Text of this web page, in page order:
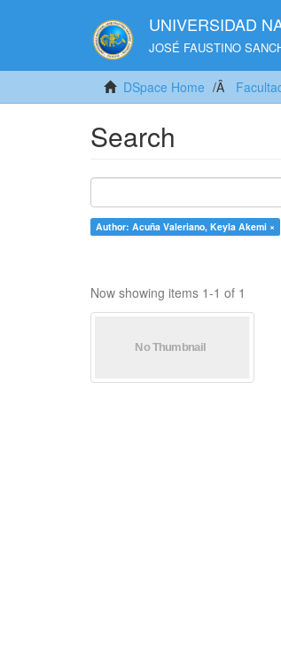
UNIVERSIDAD
JOSÉ FAUSTINO
DSpace Home
Search
Author: Acuña Valeriano, Keyla Akemi ×
Now showing items 1-1 of 1